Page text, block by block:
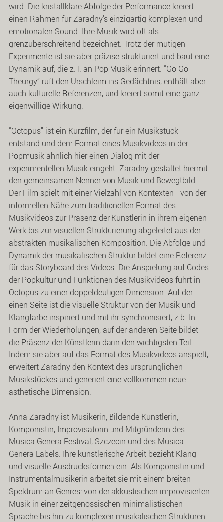
wird. Die kristallklare Abfolge der Performance kreiert
einen Rahmen für Zaradny’s einzigartig komplexen und
emotionalen Sound. Ihre Musik wird oft als
grenzüberschreitend bezeichnet. Trotz der mutigen
Experimente ist sie aber präzise strukturiert und baut eine
Dynamik auf, die z.T. an Pop Musik erinnert. “Go Go
Theurgy” ruft den Urschleim ins Gedächtnis, enthält aber
auch kulturelle Referenzen, und kreiert somit eine ganz
eigenwillige Wirkung.
“Octopus” ist ein Kurzfilm, der für ein Musikstück
entstand und dem Format eines Musikvideos in der
Popmusik ähnlich hier einen Dialog mit der
experimentellen Musik eingeht. Zaradny gestaltet hiermit
den gemeinsamen Nenner von Musik und Bewegtbild.
Der Film spielt mit einer Vielzahl von Kontexten - von der
informellen Nähe zum traditionellen Format des
Musikvideos zur Präsenz der Künstlerin in ihrem eigenen
Werk bis zur visuellen Strukturierung abgeleitet aus der
abstrakten musikalischen Komposition. Die Abfolge und
Dynamik der musikalischen Struktur bildet eine Referenz
für das Storyboard des Videos. Die Anspielung auf Codes
der Popkultur und Funktionen des Musikvideos führt in
Octopus zu einer doppeldeutigen Dimension. Auf der
einen Seite ist die visuelle Struktur von der Musik und
Klangfarbe inspiriert und mit ihr synchronisiert, z.b. In
Form der Wiederholungen, auf der anderen Seite bildet
die Präsenz der Künstlerin darin den wichtigsten Teil.
Indem sie aber auf das Format des Musikvideos anspielt,
erweitert Zaradny den Kontext des ursprünglichen
Musikstückes und generiert eine vollkommen neue
ästhetische Dimension.
Anna Zaradny ist Musikerin, Bildende Künstlerin,
Komponistin, Improvisatorin und Mitgründerin des
Musica Genera Festival, Szczecin und des Musica
Genera Labels. Ihre künstlerische Arbeit bezieht Klang
und visuelle Ausdrucksformen ein. Als Komponistin und
Instrumentalmusikerin arbeitet sie mit einem breiten
Spektrum an Genres: von der akkustischen improvisierten
Musik in einer zeitgenössischen minimalistischen
Sprache bis hin zu komplexen musikalischen Strukturen